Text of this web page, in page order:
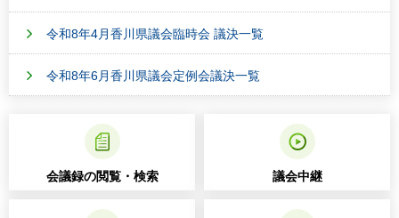
令和8年4月香川県議会臨時会 議決一覧
令和8年6月香川県議会定例会議決一覧
会議録の閲覧・検索 議会中継